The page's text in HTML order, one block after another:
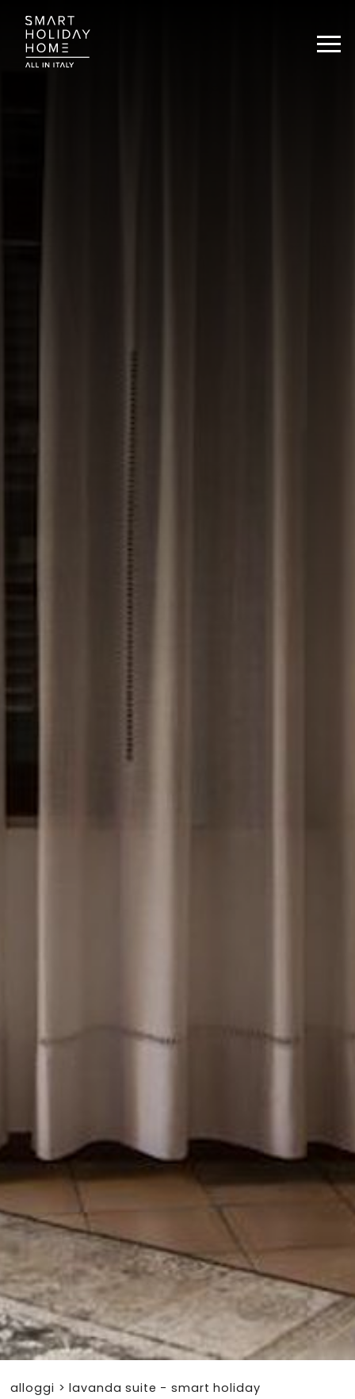
alloggi > lavanda suite - smart holiday